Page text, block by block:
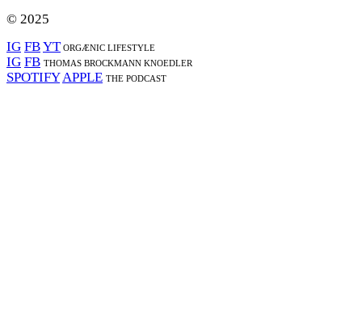
© 2025
IG FBYTORGÆNIC LIFESTYLE
IG FB THOMAS BROCKMANN KNOEDLER
SPOTIFY APPLE THE PODCAST